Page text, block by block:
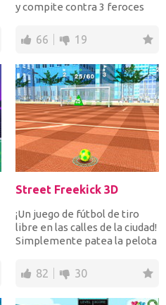
y compite contra 3 feroces
66 19
Street Freekick 3D
¡Un juego de fútbol de tiro
libre en las calles de la ciudad!
Simplemente patea la pelota
82 30